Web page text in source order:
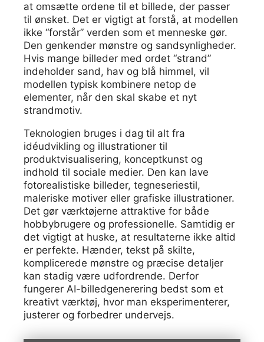
at omsætte ordene til et billede, der passer
til ønsket. Det er vigtigt at forstå, at modellen
ikke “forstår” verden som et menneske gør.
Den genkender mønstre og sandsynligheder.
Hvis mange billeder med ordet “strand”
indeholder sand, hav og blå himmel, vil
modellen typisk kombinere netop de
elementer, når den skal skabe et nyt
strandmotiv.
Teknologien bruges i dag til alt fra
idéudvikling og illustrationer til
produktvisualisering, konceptkunst og
indhold til sociale medier. Den kan lave
fotorealistiske billeder, tegneseriestil,
maleriske motiver eller grafiske illustrationer.
Det gør værktøjerne attraktive for både
hobbybrugere og professionelle. Samtidig er
det vigtigt at huske, at resultaterne ikke altid
er perfekte. Hænder, tekst på skilte,
komplicerede mønstre og præcise detaljer
kan stadig være udfordrende. Derfor
fungerer AI-billedgenerering bedst som et
kreativt værktøj, hvor man eksperimenterer,
justerer og forbedrer undervejs.